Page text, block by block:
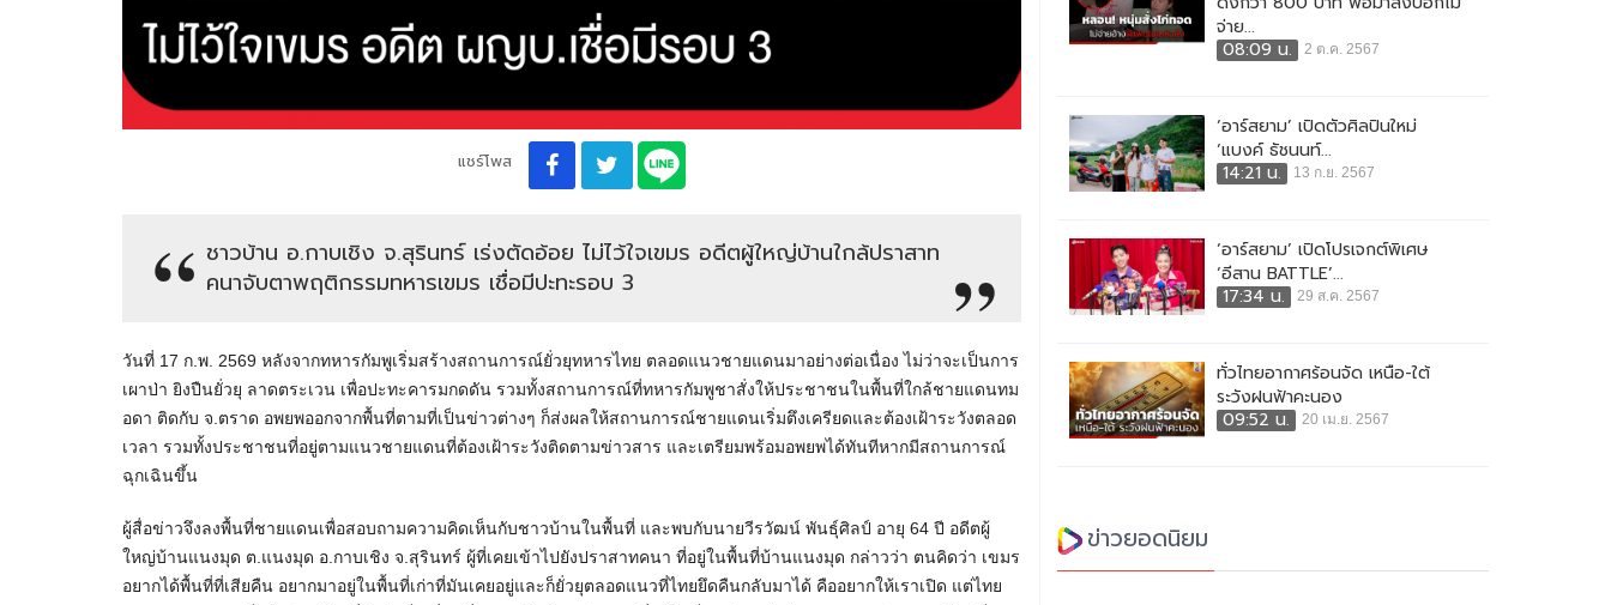
แชร์โพส
ชาวบ้าน อ.กาบเชิง จ.สุรินทร์ เร่งตัดอ้อย ไม่ไว้ใจเขมร อดีตผู้ใหญ่บ้านใกล้ปราสาท
คนาจับตาพฤติกรรมทหารเขมร เชื่อมีปะทะรอบ 3
วันที่ 17 ก.พ. 2569 หลังจากทหารกัมพูเริ่มสร้างสถานการณ์ยั่วยุทหารไทย ตลอดแนวชายแดนมาอย่างต่อเนื่อง ไม่ว่าจะเป็นการ
เผาป่า ยิงปืนยั่วยุ ลาดตระเวน เพื่อปะทะคารมกดดัน รวมทั้งสถานการณ์ที่ทหารกัมพูชาสั่งให้ประชาชนในพื้นที่ใกล้ชายแดนทม
อดา ติดกับ จ.ตราด อพยพออกจากพื้นที่ตามที่เป็นข่าวต่างๆ ก็ส่งผลให้สถานการณ์ชายแดนเริ่มตึงเครียดและต้องเฝ้าระวังตลอด
เวลา รวมทั้งประชาชนที่อยู่ตามแนวชายแดนที่ต้องเฝ้าระวังติดตามข่าวสาร และเตรียมพร้อมอพยพได้ทันทีหากมีสถานการณ์
ฉุกเฉินขึ้น
ผู้สื่อข่าวจึงลงพื้นที่ชายแดนเพื่อสอบถามความคิดเห็นกับชาวบ้านในพื้นที่ และพบกับนายวีรวัฒน์ พันธุ์ศิลป์ อายุ 64 ปี อดีตผู้
ใหญ่บ้านแนงมุด ต.แนงมุด อ.กาบเชิง จ.สุรินทร์ ผู้ที่เคยเข้าไปยังปราสาทคนา ที่อยู่ในพื้นที่บ้านแนงมุด กล่าวว่า ตนคิดว่า เขมร
อยากได้พื้นที่ที่เสียคืน อยากมาอยู่ในพื้นที่เก่าที่มันเคยอยู่และก็ยั่วยุตลอดแนวที่ไทยยึดคืนกลับมาได้ คืออยากให้เราเปิด แต่ไทย
จ่าย...
08:09 น.
2 ต.ค. 2567
‘อาร์สยาม’ เปิดตัวศิลปินใหม่
‘แบงค์ ธัชนนท์...
14:21 น.
13 ก.ย. 2567
‘อาร์สยาม’ เปิดโปรเจกต์พิเศษ
‘อีสาน BATTLE’...
17:34 น.
29 ส.ค. 2567
ทั่วไทยอากาศร้อนจัด เหนือ-ใต้
ระวังฝนฟ้าคะนอง
09:52 น.
20 เม.ย. 2567
ข่าวยอดนิยม